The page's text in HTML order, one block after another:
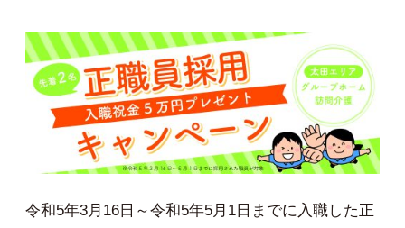
令和5年3月16日～令和5年5月1日までに入職した正